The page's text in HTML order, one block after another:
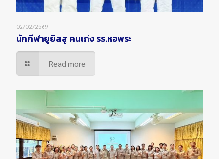
02/02/2569
นักกีฬายูยิสสู คนเก่ง รร.หอพระ
Read more